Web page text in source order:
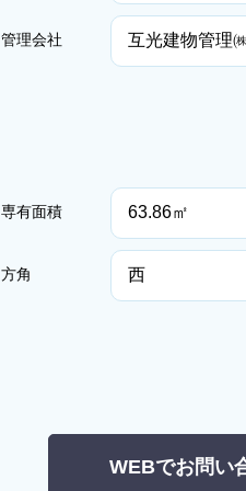
管理会社 互光建物管理
専有面積 63.86㎡
方角 西
WEBでお問い